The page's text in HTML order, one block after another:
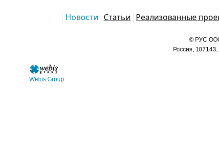
Webis Group
Новости Статьи Реализованные
© РУС ООО
Россия,